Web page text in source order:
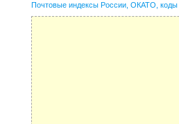
Почтовые индексы России, ОКАТО,